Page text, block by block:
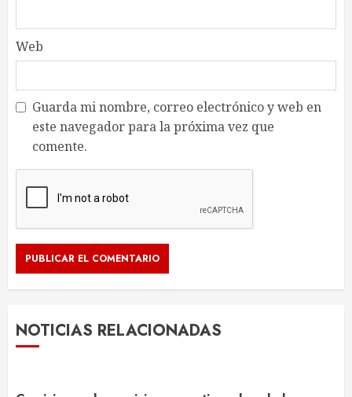
Web
Guarda mi nombre, correo electrónico y web en
este navegador para la próxima vez que
comente.
NOTICIAS RELACIONADAS